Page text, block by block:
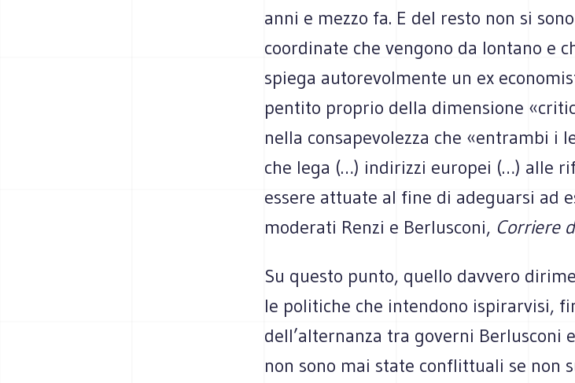
anni e mezzo fa. E del resto non si
coordinate che vengono da lontano e
spiega autorevolmente un ex
pentito proprio della dimensione
nella consapevolezza che «entrambi i
che lega (…) indirizzi europei (…) alle
essere attuate al fine di adeguarsi ad
moderati Renzi e Berlusconi, Corriere
Su questo punto, quello davvero
le politiche che intendono ispirarvisi,
dell’alternanza tra governi Berlusconi
non sono mai state conflittuali se non